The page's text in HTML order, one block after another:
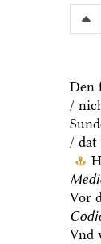
Den
/
/ dat
Vor
Vnd